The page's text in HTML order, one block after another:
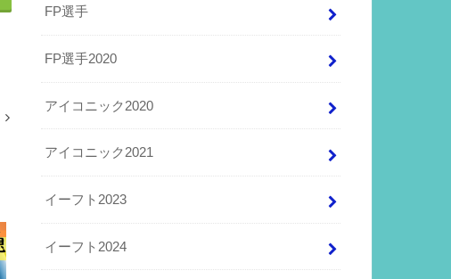
FP選手
FP選手2020
アイコニック2020
アイコニック2021
イーフト2023
イーフト2024